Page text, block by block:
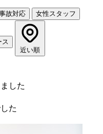
故対応 女性スタッフ
ス
近い順
した
た